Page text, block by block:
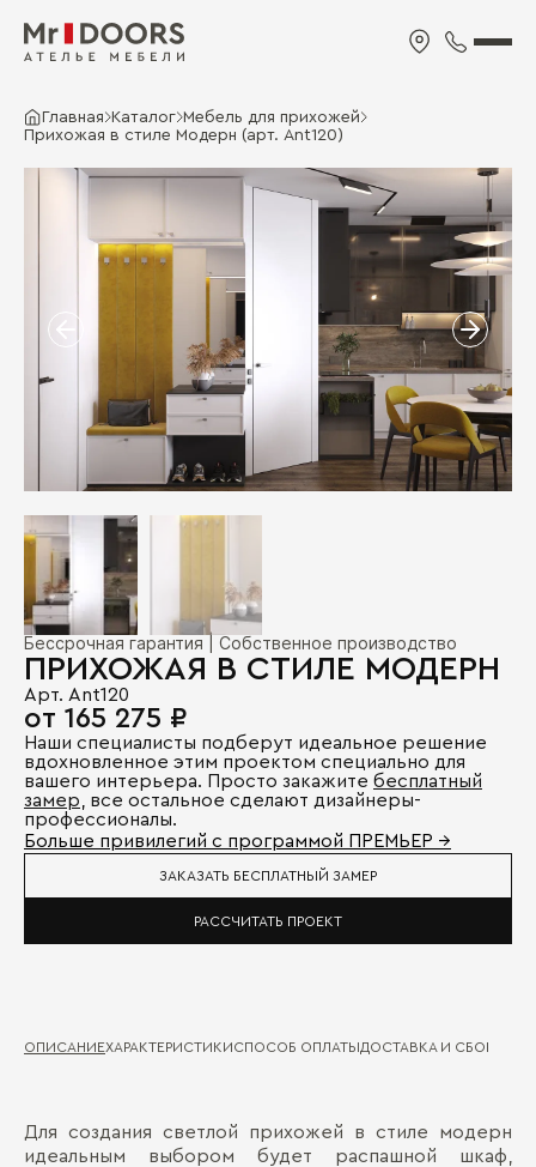
Главная Каталог Мебель для прихожей
Прихожая в стиле Модерн (арт. Ant120)
Бессрочная гарантия | Собственное производство
ПРИХОЖАЯ В СТИЛЕ МОДЕРН
Арт. Ant120
от 165 275 ₽
Наши специалисты подберут идеальное решение
вдохновленное этим проектом специально для
вашего интерьера. Просто закажите бесплатный
замер , все остальное сделают дизайнеры-
профессионалы.
Больше привилегий с программой ПРЕМЬЕР →
ЗАКАЗАТЬ БЕСПЛАТНЫЙ ЗАМЕР
РАССЧИТАТЬ ПРОЕКТ
ОПИСАНИЕХАРАКТЕРИСТИКИСПОСОБ ОПЛАТЫДОСТАВКА И СБОРКА
Для создания светлой прихожей в стиле модерн
идеальным выбором будет распашной шкаф,